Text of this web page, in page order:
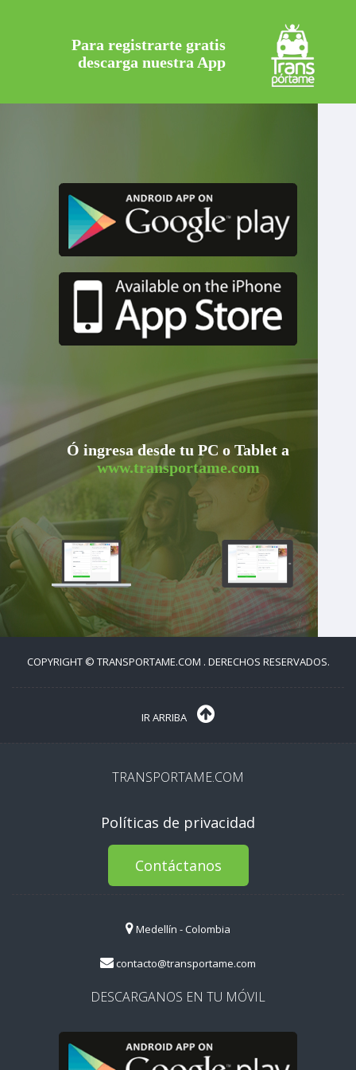
Para registrarte gratis
descarga nuestra App
Ó ingresa desde tu PC o Tablet a
www.transportame.com
COPYRIGHT © TRANSPORTAME.COM . DERECHOS RESERVADOS.
IR ARRIBA
TRANSPORTAME.COM
Políticas de privacidad
Contáctanos
Medellín - Colombia
contacto@transportame.com
DESCARGANOS EN TU MÓVIL